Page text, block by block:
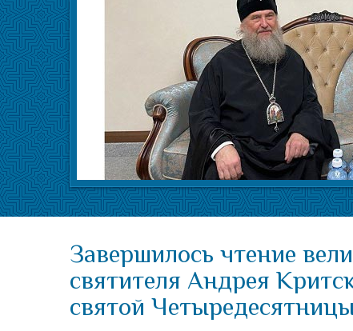
Завершилось чтение
святителя Андрея
святой